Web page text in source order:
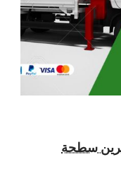
/ ونش كرين سطحة